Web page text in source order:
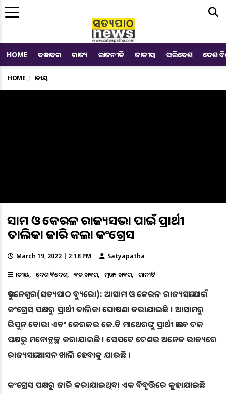
HOME ବଡ ଖବର ରାଜ୍ୟ ରାଜନୀତି ଜାତୀୟ ପରିବେଶ ଦେଶ
HOME ଜାତୀୟ
ଆସାମ ଓ କେରଳ ରାଜ୍ୟସଭା ପାଇଁ ପ୍ରାର୍ଥୀ
ତାଲିକା ଜାରି କଲା କଂଗ୍ରେସ
March 19, 2022 | 2:18 PM Satyapatha
ଜାତୀୟ ଦେଶ ବିଦେଶ ବଡ ଖବର ମୁଖ୍ୟ ଖବର ରାଜନୀତି
ଭୁବନେଶ୍ୱର(ସତ୍ୟପାଠ ବ୍ୟୁରୋ): ଆସାମ ଓ କେରଳ ରାଜ୍ୟସଭା ପାଇଁ
କଂଗ୍ରେସ ପକ୍ଷରୁ ପ୍ରାର୍ଥୀ ତାଲିକା ଘୋଷଣା କରାଯାଇଛି । ଆସାମରୁ
ରିପୁନ ବୋରା ଏବଂ କେରଳର ଜେ.ବି ମାଥେରଙ୍କୁ ପ୍ରାର୍ଥୀ ଭାବେ ଦଳ
ପକ୍ଷରୁ ମନୋନ୍ଥଚ୍ଛ କରାଯାଇଛି । ସେପଟେ ଦେଶର ଅନେକ ରାଜ୍ୟରେ
ରାଜ୍ୟସଭା ଆସନ ଖାଲି ହେବାକୁ ଯାଉଛି ।
କଂଗ୍ରେସ ପକ୍ଷରୁ ଜାରି କରାଯାଇଥିବା ଏକ ବିବୃତ୍ତିରେ କୁହାଯାଇଛି